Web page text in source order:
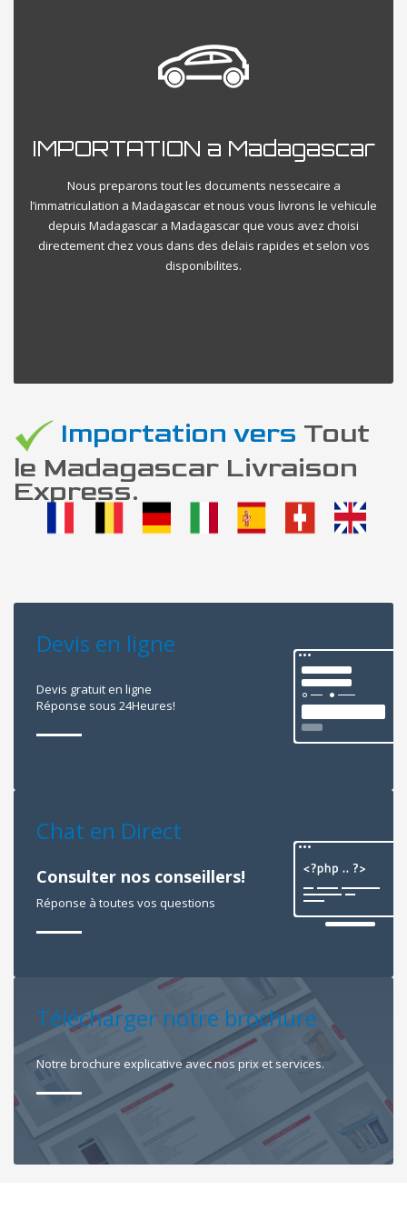
IMPORTATION a Madagascar
Nous preparons tout les documents nessecaire a
l’immatriculation a Madagascar et nous vous livrons le vehicule
depuis Madagascar a Madagascar que vous avez choisi
directement chez vous dans des delais rapides et selon vos
disponibilites.
Importation vers Tout
le Madagascar Livraison
Express.
Devis en ligne
Devis gratuit en ligne
Réponse sous 24Heures!
Chat en Direct
Consulter nos conseillers!
Réponse à toutes vos questions
Télécharger notre brochure
Notre brochure explicative avec nos prix et services.